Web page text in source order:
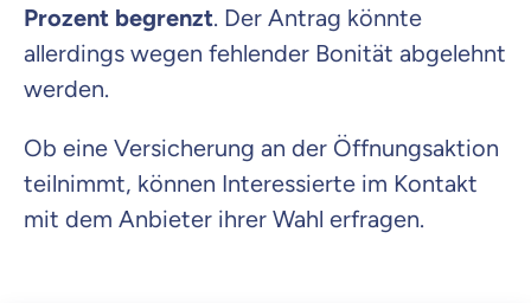
Prozent begrenzt. Der Antrag könnte
allerdings wegen fehlender Bonität abgelehnt
werden.
Ob eine Versicherung an der Öffnungsaktion
teilnimmt, können Interessierte im Kontakt
mit dem Anbieter ihrer Wahl erfragen.